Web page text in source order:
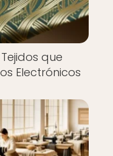
que
Electrónicos